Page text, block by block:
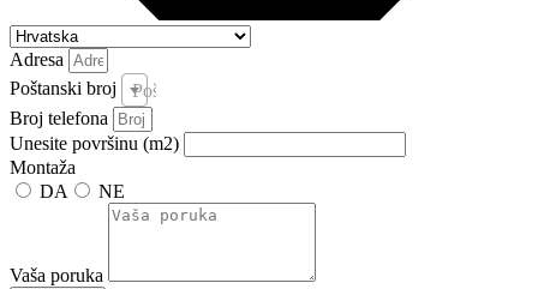
Adresa
Poštanski broj
Poštanski broj i pošta *
Broj telefona
Unesite površinu (m2)
Montaža
DA
NE
Vaša poruka